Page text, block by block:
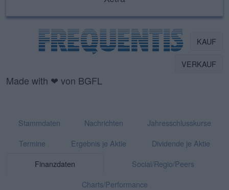
KAUF
VERKAUF
Made with ❤ von BGFL
Stammdaten Nachrichten
Jahresschlusskurse
Termine
Ergebnis je Aktie
Dividende je Aktie
Finanzdaten
Social/Regio/Peers
Charts/Performance